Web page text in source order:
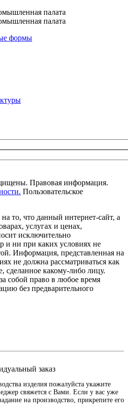
формы
Правовая информация.
Пользовательское
то, что данный интернет-сайт, а
услугах и ценах,
исключительно
и ни при каких условиях не
Информация, представленная на
не должна рассматриваться как
сделанное какому-либо лицу.
собой право в любое время
без предварительного
заказ
изделия пожалуйста укажите
свяжется с Вами. Если у вас уже
на производство, прикрепите его